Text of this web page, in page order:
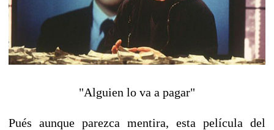
"Alguien lo va a pagar"
Pués aunque parezca mentira, esta película del